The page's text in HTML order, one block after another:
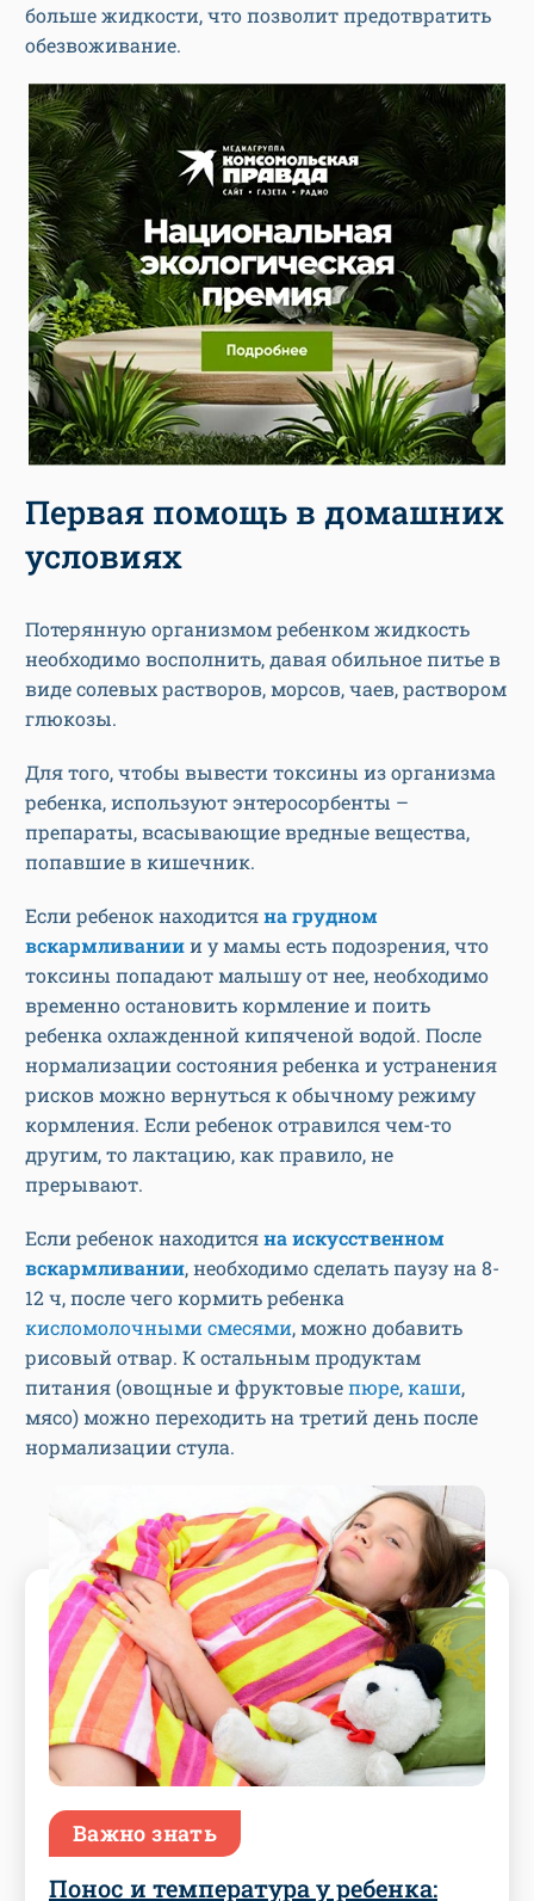
больше жидкости, что позволит предотвратить
обезвоживание.
Первая помощь в домашних
условиях
Потерянную организмом ребенком жидкость
необходимо восполнить, давая обильное питье в
виде солевых растворов, морсов, чаев, раствором
глюкозы.
Для того, чтобы вывести токсины из организма
ребенка, используют энтеросорбенты –
препараты, всасывающие вредные вещества,
попавшие в кишечник.
Если ребенок находитсяна грудном
вскармливаниии у мамы есть подозрения, что
токсины попадают малышу от нее, необходимо
временно остановить кормление и поить
ребенка охлажденной кипяченой водой. После
нормализации состояния ребенка и устранения
рисков можно вернуться к обычному режиму
кормления. Если ребенок отравился чем-то
другим, то лактацию, как правило, не
прерывают.
Если ребенок находитсяна искусственном
вскармливании, необходимо сделать паузу на 8-
12 ч, после чего кормить ребенка
кисломолочными смесями, можно добавить
рисовый отвар. К остальным продуктам
питания (овощные и фруктовыепюре,каши,
мясо) можно переходить на третий день после
нормализации стула.
Важно знать
Понос и температура у ребенка: